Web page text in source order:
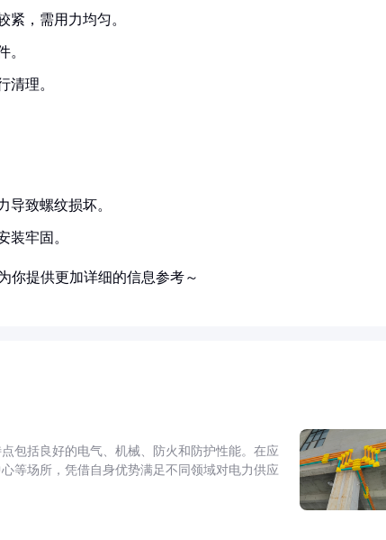
紧，需用力均匀。
。
清理。
导致螺纹损坏。
装牢固。
你提供更加详细的信息参考～
包括良好的电气、机械、防火和防护性能。在应
等场所，凭借自身优势满足不同领域对电力供应